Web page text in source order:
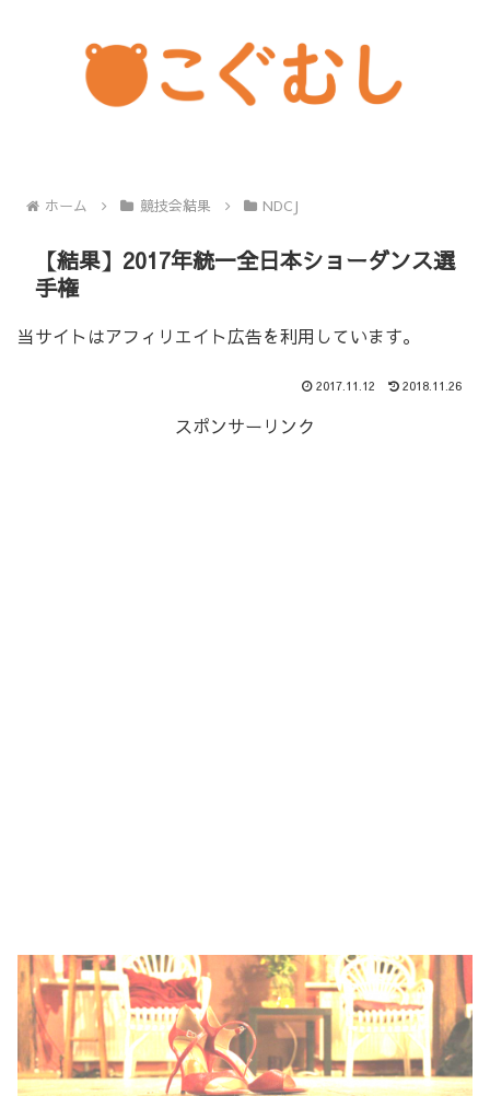
ホーム 競技会結果 NDCJ
【結果】2017年統一全日本ショーダンス選
手権
当サイトはアフィリエイト広告を利用しています。
2017.11.12 2018.11.26
スポンサーリンク